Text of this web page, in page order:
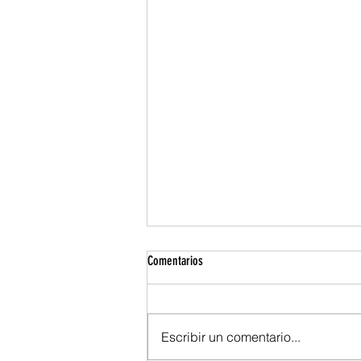
Comentarios
Escribir un comentario...